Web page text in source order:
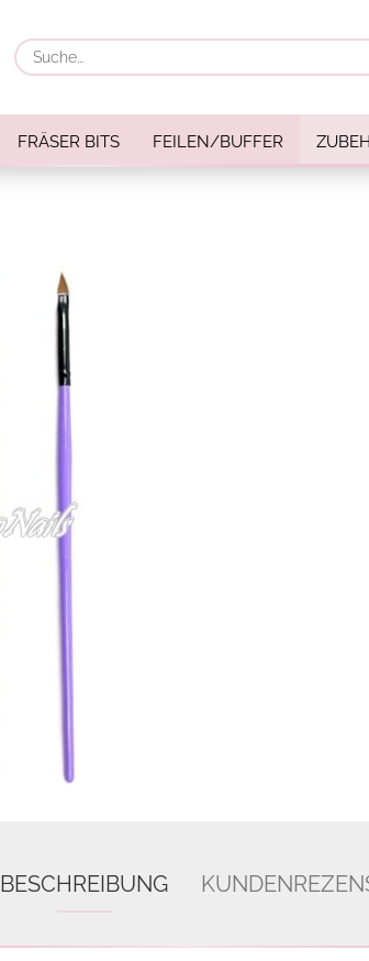
FRÄSER BITS FEILEN/BUFFER
BESCHREIBUNG